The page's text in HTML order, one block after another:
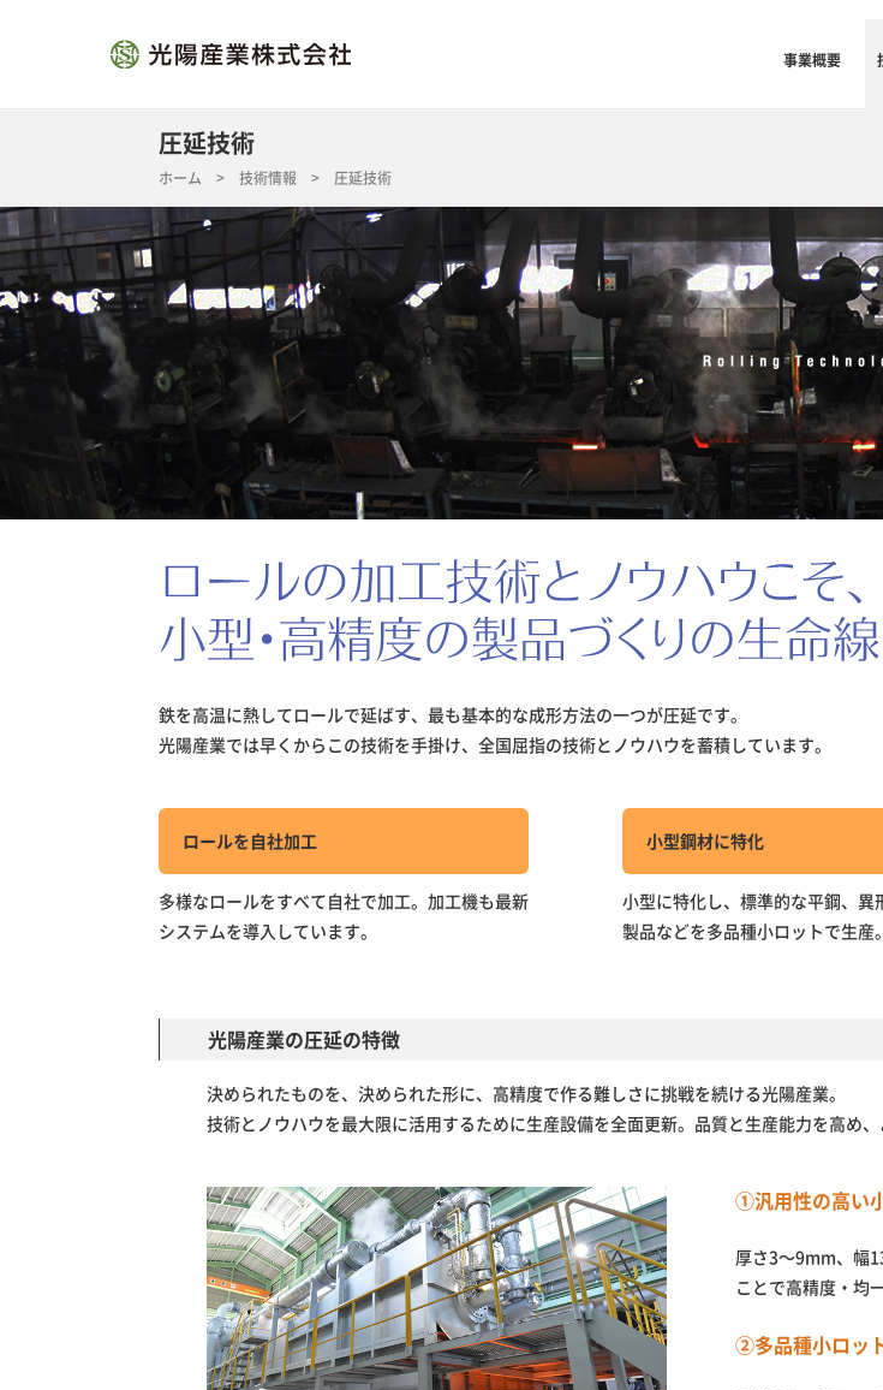
事業概要
圧延技術
ホーム > 技術情報 > 圧延技術
鉄を高温に熱してロールで延ばす、最も基本的な成形方法の一つが圧延です。
光陽産業では早くからこの技術を手掛け、全国屈指の技術とノウハウを蓄積しています。
ロールを自社加工
多様なロールをすべて自社で加工。加工機も最新
システムを導入しています。
小型鋼材に特化
小型に特化し、標準的な平鋼、異
製品などを多品種小ロットで生産。
光陽産業の圧延の特徴
決められたものを、決められた形に、高精度で作る難しさに挑戦を続ける光陽産業。
技術とノウハウを最大限に活用するために生産設備を全面更新。品質と生産能力を高め、
①汎用性の高い
厚さ3〜9mm、幅
ことで高精度・均
②多品種小ロッ